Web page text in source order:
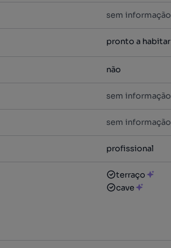
sem informação
pronto a habitar
não
sem informação
sem informação
profissional
terraço
cave